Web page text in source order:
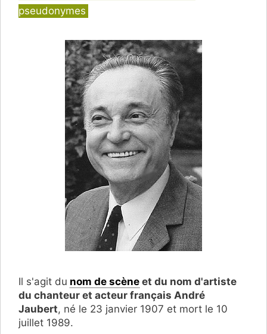
pseudonymes
Il s'agit du nom de scène et du nom d'artiste
du chanteur et acteur français André
Jaubert, né le 23 janvier 1907 et mort le 10
juillet 1989.